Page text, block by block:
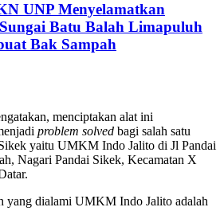
UNP Menyelamatkan
Batu Balah Limapuluh
Bak Sampah
menciptakan alat ini
problem solved bagi salah satu
yaitu UMKM Indo Jalito di Jl Pandai
Nagari Pandai Sikek, Kecamatan X
yang dialami UMKM Indo Jalito adalah